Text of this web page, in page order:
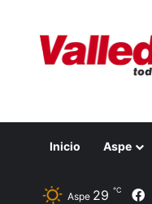
Inicio Aspe
Aspe 29 ℃